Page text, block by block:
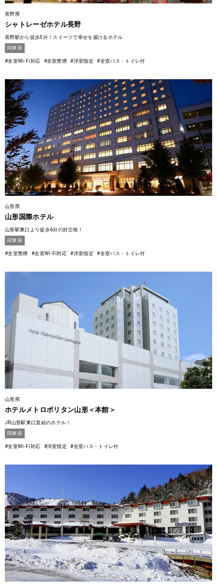
長野県
シャトレーゼホテル長野
長野駅から徒歩5分！スイーツで幸せを届けるホテル
関東発
#全室Wi-Fi対応 #全室禁煙 #洋室指定 #全室バス・トイレ付
山形県
山形国際ホテル
山形駅東口より徒歩6分の好立地！
関東発
#全室禁煙 #全室Wi-Fi対応 #洋室指定 #全室バス・トイレ付
山形県
ホテルメトロポリタン山形＜本館＞
JR山形駅東口直結のホテル！
関東発
#全室Wi-Fi対応 #洋室指定 #全室バス・トイレ付